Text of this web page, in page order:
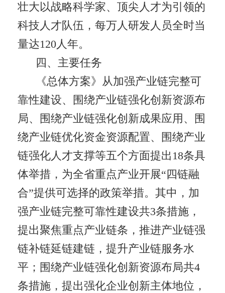
壮大以战略科学家、顶尖人才为引领的
科技人才队伍，每万人研发人员全时当
量达120人年。
四、主要任务
《总体方案》从加强产业链完整可
靠性建设、围绕产业链强化创新资源布
局、围绕产业链强化创新成果应用、围
绕产业链优化资金资源配置、围绕产业
链强化人才支撑等五个方面提出18条具
体举措，为全省重点产业开展“四链融
合”提供可选择的政策举措。其中，加
强产业链完整可靠性建设共3条措施，
提出聚焦重点产业链条，推进产业链强
链补链延链建链，提升产业链服务水
平；围绕产业链强化创新资源布局共4
条措施，提出强化企业创新主体地位，